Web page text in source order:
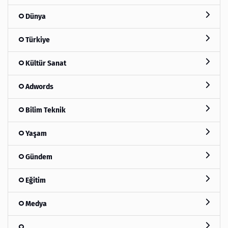
Dünya
Türkiye
Kültür Sanat
Adwords
Bilim Teknik
Yaşam
Gündem
Eğitim
Medya